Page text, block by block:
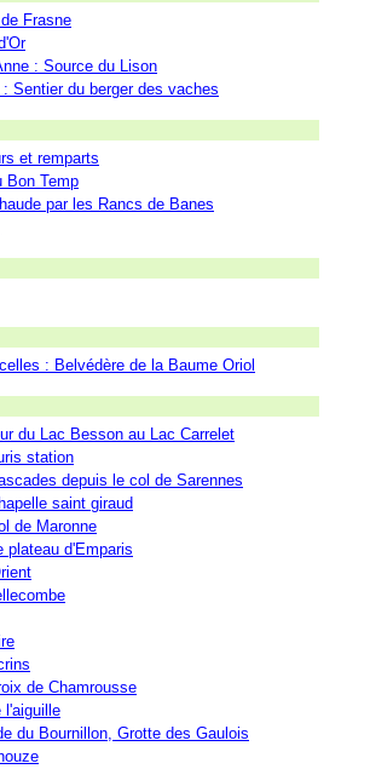
Frasne
: Source du Lison
Sentier du berger des vaches
et remparts
Bon Temp
par les Rancs de Banes
: Belvédère de la Baume Oriol
du Lac Besson au Lac Carrelet
station
depuis le col de Sarennes
saint giraud
de Maronne
plateau d'Emparis
de Chamrousse
l'aiguille
du Bournillon, Grotte des Gaulois